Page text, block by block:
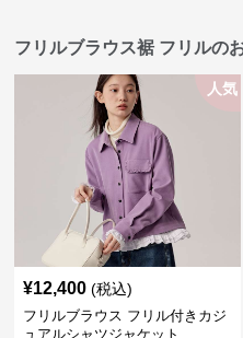
フリルブラウス裾 フリルの
人気
¥12,400 (税込)
フリルブラウス フリル付きカジ
ュアルシャツジャケット